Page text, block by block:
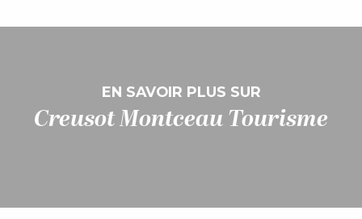
EN SAVOIR PLUS SUR
Creusot Montceau Tourisme